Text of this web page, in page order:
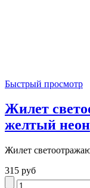
Быстрый просмотр
Жилет
желтый неон
Жилет
315 руб